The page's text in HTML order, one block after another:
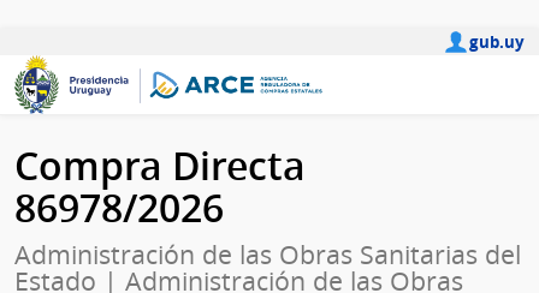
gub.uy
Compra Directa
86978/2026
Administración de las Obras Sanitarias del
Estado | Administración de las Obras